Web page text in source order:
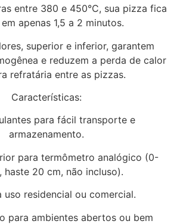
entre 380 e 450°C, sua pizza fica
apenas 1,5 a 2 minutos.
superior e inferior, garantem
e reduzem a perda de calor
refratária entre as pizzas.
Características:
para fácil transporte e
armazenamento.
para termômetro analógico (0-
haste 20 cm, não incluso).
uso residencial ou comercial.
para ambientes abertos ou bem